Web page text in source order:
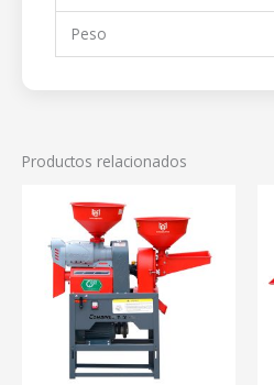
Peso
Productos relacionados